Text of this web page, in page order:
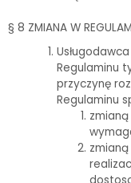
§ 8 ZMIANA W
Regulaminu
przyczynę
Regulaminu